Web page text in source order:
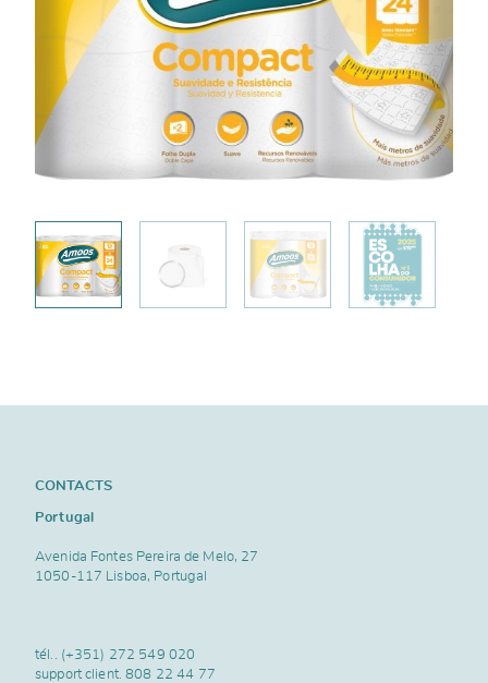
CONTACTS
Portugal
Avenida Fontes Pereira de Melo, 27
1050-117 Lisboa, Portugal
tél.. (+351) 272 549 020
support client.808 22 44 77